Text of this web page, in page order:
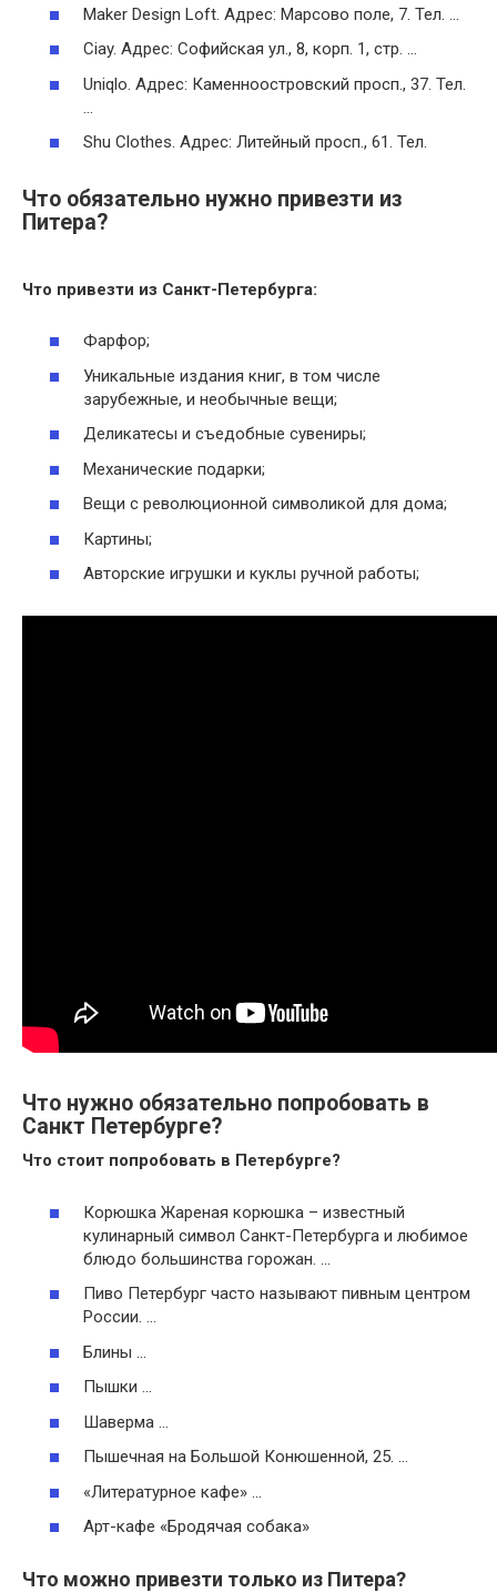
Maker Design Loft. Адрес: Марсово поле, 7. Тел. …
Ciay. Адрес: Софийская ул., 8, корп. 1, стр. …
Uniqlo. Адрес: Каменноостровский просп., 37. Тел.
…
Shu Clothes. Адрес: Литейный просп., 61. Тел.
Что обязательно нужно привезти из
Питера?
Что привезти из Санкт-Петербурга:
Фарфор;
Уникальные издания книг, в том числе
зарубежные, и необычные вещи;
Деликатесы и съедобные сувениры;
Механические подарки;
Вещи с революционной символикой для дома;
Картины;
Авторские игрушки и куклы ручной работы;
Что нужно обязательно попробовать в
Санкт Петербурге?
Что стоит попробовать в Петербурге?
Корюшка Жареная корюшка – известный
кулинарный символ Санкт-Петербурга и любимое
блюдо большинства горожан. …
Пиво Петербург часто называют пивным центром
России. …
Блины …
Пышки …
Шаверма …
Пышечная на Большой Конюшенной, 25. …
«Литературное кафе» …
Арт-кафе «Бродячая собака»
Что можно привезти только из Питера?